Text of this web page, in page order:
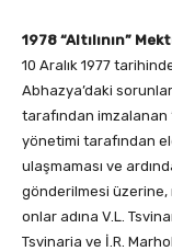
1978 “Altılının”
10 Aralık 1977
Abhazya’daki
tarafından imzalanan
yönetimi tarafından
ulaşmaması ve
gönderilmesi üzerine,
onlar adına V.L.
Tsvinaria ve İ.R.